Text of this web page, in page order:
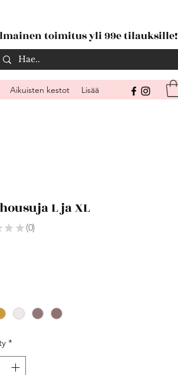
toimitus yli 99e tilauksille!
Aikuisten kestot Lisää
L ja XL
★ ★ 0
0
*